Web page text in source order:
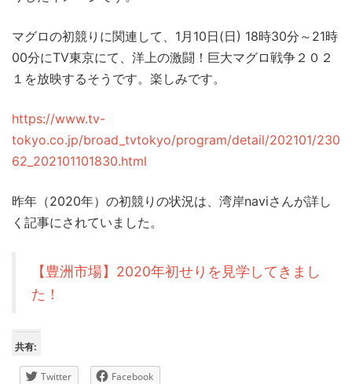
マグロの初競りに関連して、1月10日(日) 18時30分～21時
00分にTV東京にて、洋上の激闘！巨大マグロ戦争２０２
１を放映するそうです。楽しみです。
https://www.tv-
tokyo.co.jp/broad_tvtokyo/program/detail/202101/230
62_202101101830.html
昨年（2020年）の初競りの状況は、湾岸naviさんが詳し
く記事にされていました。
【豊洲市場】2020年初せりを見学してきまし
た！
共有:
Twitter Facebook